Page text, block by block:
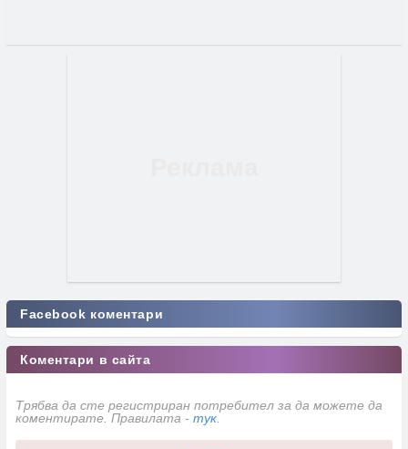
Facebook коментари
Коментари в сайта
Трябва да сте регистриран потребител за да можете да
коментирате. Правилата - тук